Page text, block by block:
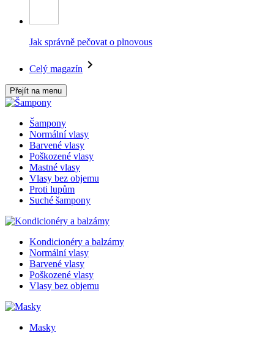
Jak správně pečovat o plnovous
Celý magazín
Přejít na menu
Šampony
Normální vlasy
Barvené vlasy
Poškozené vlasy
Mastné vlasy
Vlasy bez objemu
Proti lupům
Suché šampony
Kondicionéry a balzámy
Normální vlasy
Barvené vlasy
Poškozené vlasy
Vlasy bez objemu
Masky